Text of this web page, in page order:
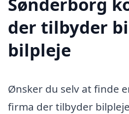
der tilbyder
bilpleje
Ønsker du selv at finde
firma der tilbyder